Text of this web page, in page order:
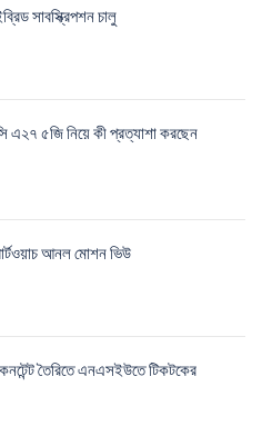
সাবস্ক্রিপশন চালু
এ২৭ ৫জি নিয়ে কী প্রত্যাশা করছেন
আনল মোশন ভিউ
কনটেন্ট তৈরিতে এনএসইউতে টিকটকের